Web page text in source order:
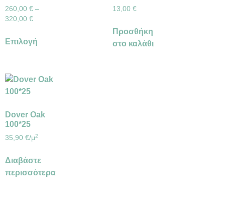
260,00 € –
320,00 €
Επιλογή
13,00 €
Προσθήκη
στο καλάθι
Dover Oak
100*25
35,90 €/μ2
Διαβάστε
περισσότερα